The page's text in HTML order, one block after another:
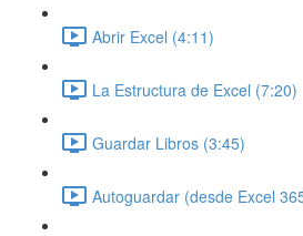
Abrir Excel (4:11)
La Estructura de Excel (7:20)
Guardar Libros (3:45)
Autoguardar (desde Excel